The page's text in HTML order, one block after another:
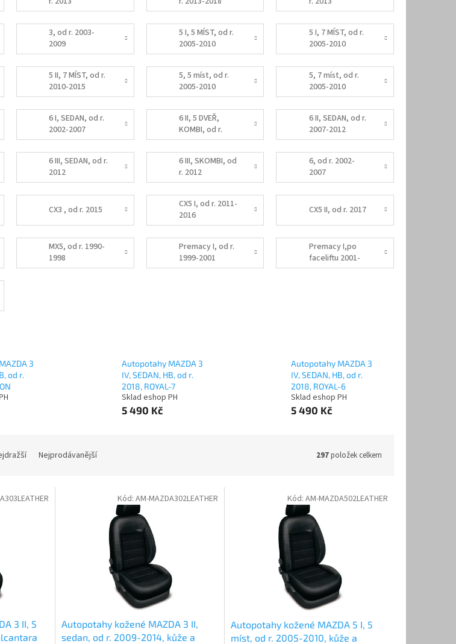
3, od r. 2003-
2009
5 I, 5 MÍST, od r.
2005-2010
5 I, 7 MÍST, od r.
2005-2010
5 II, 7 MÍST, od r.
2010-2015
5, 5 míst, od r.
2005-2010
5, 7 míst, od r.
2005-2010
6 I, SEDAN, od r.
2002-2007
6 II, 5 DVEŘ,
KOMBI, od r.
2007-2012
6 II, SEDAN, od r.
2007-2012
6 III, SEDAN, od r.
2012
6 III, SKOMBI, od
r. 2012
6, od r. 2002-
2007
CX3 , od r. 2015
CX5 I, od r. 2011-
2016
CX5 II, od r. 2017
MX5, od r. 1990-
1998
Premacy I, od r.
1999-2001
Premacy I,po
faceliftu 2001-
2005
3
od r.
Autopotahy MAZDA 3
IV, SEDAN, HB, od r.
2018, ROYAL-7
Sklad eshop PH
5 490 Kč
Autopotahy MAZDA 3
IV, SEDAN, HB, od r.
2018, ROYAL-6
Sklad eshop PH
5 490 Kč
Nejprodávanější 297položek celkem
3 II, 5
Autopotahy kožené MAZDA 3 II,
sedan, od r. 2009-2014, kůže a
Kód: AM-MAZDA302LEATHER
Autopotahy kožené MAZDA 5 I, 5
míst, od r. 2005-2010, kůže a
Kód: AM-MAZDA502LEATHER